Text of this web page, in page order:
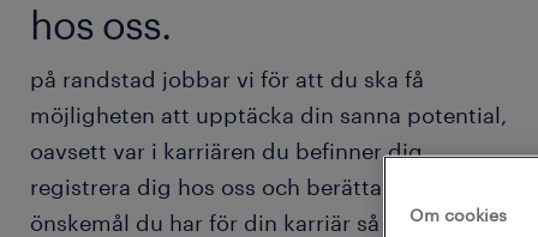
hos oss.
på randstad jobbar vi för att du ska få
möjligheten att upptäcka din sanna potential,
oavsett var i karriären du befinner dig.
registrera dig hos oss och berätta vilka
önskemål du har för din karriär så hör vi av
Om cookies